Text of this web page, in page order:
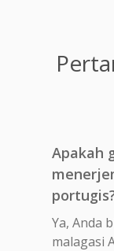
Apakah
Ya, Anda
malagasi